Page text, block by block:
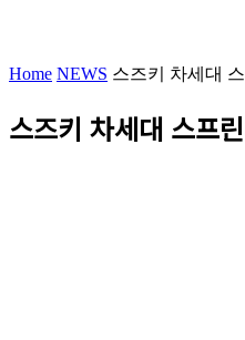
Home NEWS 스즈키 차세대
스즈키 차세대 스프